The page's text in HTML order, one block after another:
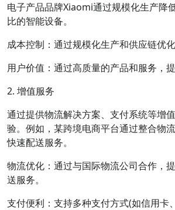
电子产品品牌Xiaomi通过规模化生产降
比的智能设备。
成本控制：通过规模化生产和供应链优
用户价值：通过高质量的产品和服务，提
2. 增值服务
通过提供物流解决方案、支付系统等增
验。例如，某跨境电商平台通过整合物
快速配送服务。
物流优化：通过与国际物流公司合作，
送服务。
支付便利：支持多种支付方式(如信用卡